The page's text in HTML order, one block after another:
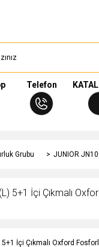
Telefon
Grubu JUNIOR
5+1 İçi Çıkmalı